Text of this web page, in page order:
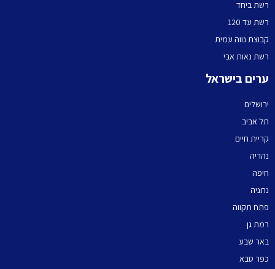
רשת ביחד
רשת עד 120
קבוצת נווה עמית
רשת נאות אבי
ערים בישראל
ירושלים
תל אביב
קריית חיים
נהריה
חיפה
נתניה
פתח תקווה
רמת גן
באר שבע
כפר סבא